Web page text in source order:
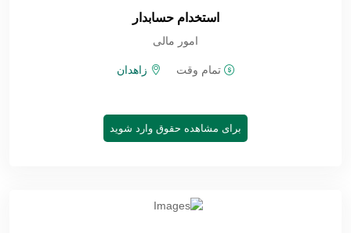
استخدام حسابدار
امور مالی
تمام وقت زاهدان
برای مشاهده حقوق وارد شوید